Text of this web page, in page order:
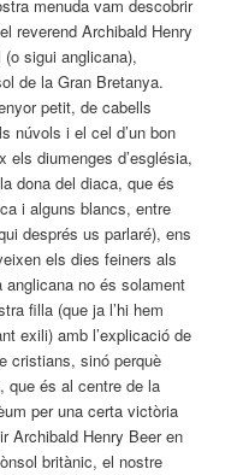
menuda vam descobrir
reverend Archibald Henry
(o sigui anglicana),
de la Gran Bretanya.
petit, de cabells
núvols i el cel d’un bon
els diumenges d’església,
dona del diaca, que és
i alguns blancs, entre
després us parlaré), ens
els dies feiners als
no és solament
filla (que ja l’hi hem
exili) amb l’explicació de
cristians, sinó perquè
que és al centre de la
per una certa victòria
Archibald Henry Beer en
britànic, el nostre